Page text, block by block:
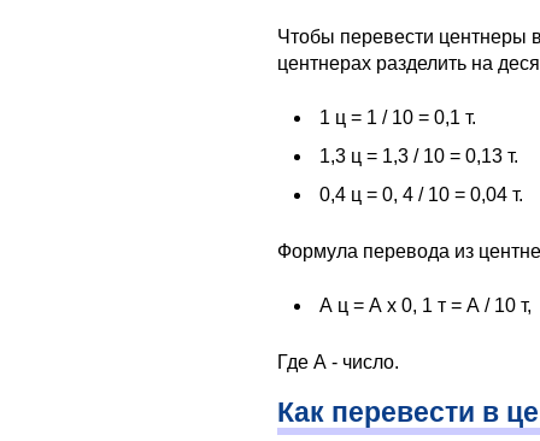
Чтобы перевести центнеры
центнерах разделить на
1 ц = 1 / 10 = 0,1 т.
1,3 ц = 1,3 / 10 = 0,13 т.
0,4 ц = 0, 4 / 10 = 0,04 т.
Формула перевода из
А ц = А х 0, 1 т = А / 10 т,
Где А - число.
Как перевести в